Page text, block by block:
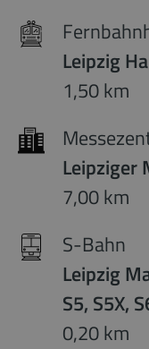
Leipzig
1,50 km
Leipziger
7,00 km
S-Bahn
Leipzig
S5, S5X,
0,20 km